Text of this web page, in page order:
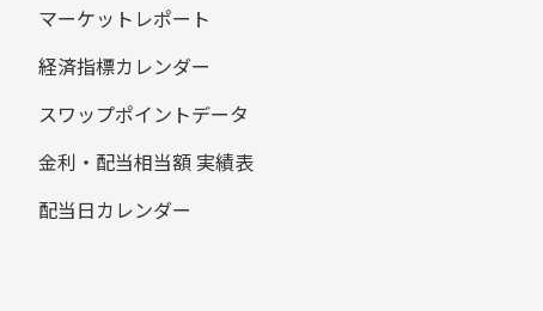
マーケットレポート
経済指標カレンダー
スワップポイントデータ
金利・配当相当額 実績表
配当日カレンダー